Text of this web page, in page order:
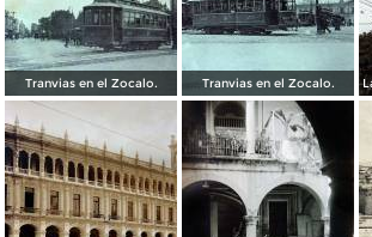
Tranvias en el Zocalo. Tranvias en el Zocalo.